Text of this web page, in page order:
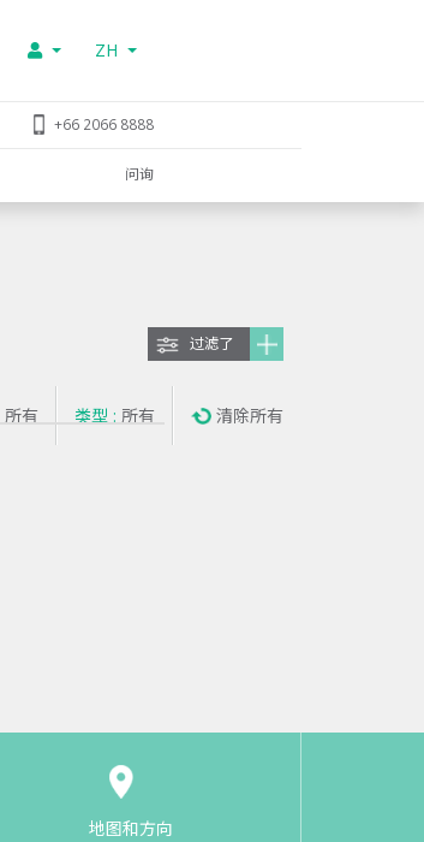
ZH
+66 2066 8888
问询
过滤了
所有 类型 : 所有 清除所有
地图和方向